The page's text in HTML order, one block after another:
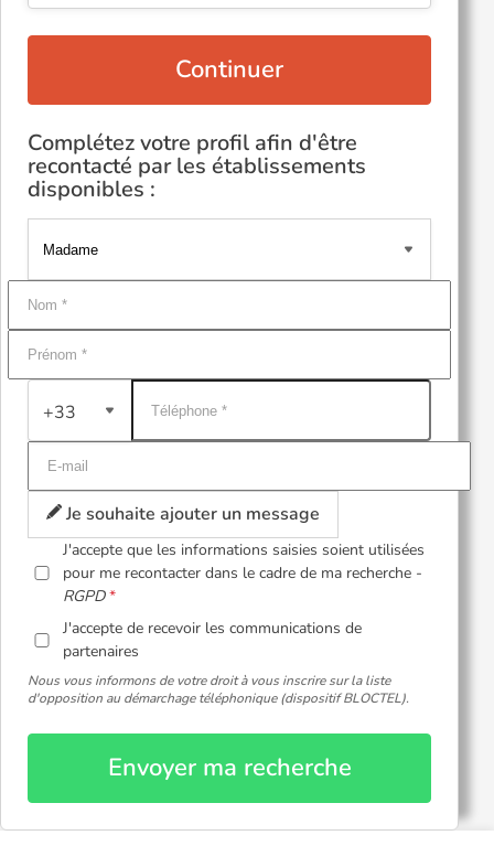
Continuer
Complétez votre profil afin d'être
recontacté par les établissements
disponibles :
+33
Je souhaite ajouter un message
J'accepte que les informations saisies soient utilisées
pour me recontacter dans le cadre de ma recherche -
RGPD
J'accepte de recevoir les communications de
partenaires
Nous vous informons de votre droit à vous inscrire sur la liste
d'opposition au démarchage téléphonique (dispositif BLOCTEL).
Envoyer ma recherche